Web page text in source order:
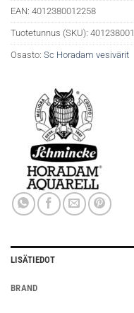
EAN: 4012380012258
Tuotetunnus (SKU):
Osasto: Sc Horadam vesivärit
LISÄTIEDOT
BRAND